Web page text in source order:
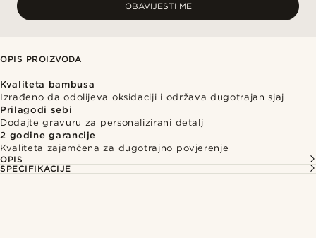
OBAVIJESTI ME
OPIS PROIZVODA
Kvaliteta bambusa
Izrađeno da odolijeva oksidaciji i održava dugotrajan sjaj
Prilagodi sebi
Dodajte gravuru za personalizirani detalj
2 godine garancije
Kvaliteta zajamčena za dugotrajno povjerenje
OPIS
SPECIFIKACIJE